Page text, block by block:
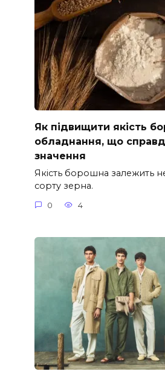
Як підвищити якість
обладнання, що
значення
Якість борошна залежить
сорту зерна.
0 4